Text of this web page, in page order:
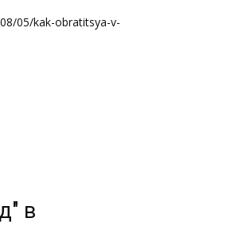
05/kak-obratitsya-v-
в